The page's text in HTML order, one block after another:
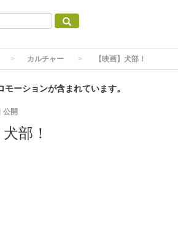
カルチャー 【映画】犬部！
モーションが含まれています。
公開
犬部！